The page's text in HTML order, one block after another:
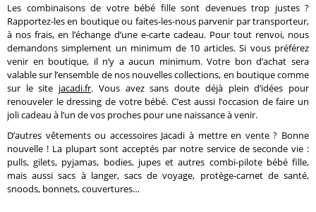
Les combinaisons de votre bébé fille sont devenues trop justes ?
Rapportez-les en boutique ou faites-les-nous parvenir par transporteur,
à nos frais, en l’échange d’une e-carte cadeau. Pour tout renvoi, nous
demandons simplement un minimum de 10 articles. Si vous préférez
venir en boutique, il n’y a aucun minimum. Votre bon d’achat sera
valable sur l’ensemble de nos nouvelles collections, en boutique comme
sur le site jacadi.fr. Vous avez sans doute déjà plein d’idées pour
renouveler le dressing de votre bébé. C’est aussi l’occasion de faire un
joli cadeau à l’un de vos proches pour une naissance à venir.
D’autres vêtements ou accessoires Jacadi à mettre en vente ? Bonne
nouvelle ! La plupart sont acceptés par notre service de seconde vie :
pulls, gilets, pyjamas, bodies, jupes et autres combi-pilote bébé fille,
mais aussi sacs à langer, sacs de voyage, protège-carnet de santé,
snoods, bonnets, couvertures…